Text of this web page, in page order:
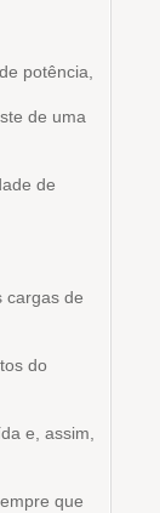
potência,
de uma
de
cargas de
do
e, assim,
que